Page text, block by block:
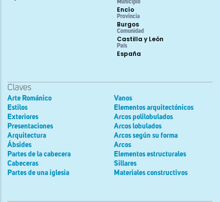
Municipio
Encío
Provincia
Burgos
Comunidad
Castilla y León
País
España
Claves
Arte Románico
Estilos
Exteriores
Presentaciones
Arquitectura
Ábsides
Partes de la cabecera
Cabeceras
Partes de una iglesia
Vanos
Elementos arquitectónicos
Arcos polilobulados
Arcos lobulados
Arcos según su forma
Arcos
Elementos estructurales
Sillares
Materiales constructivos